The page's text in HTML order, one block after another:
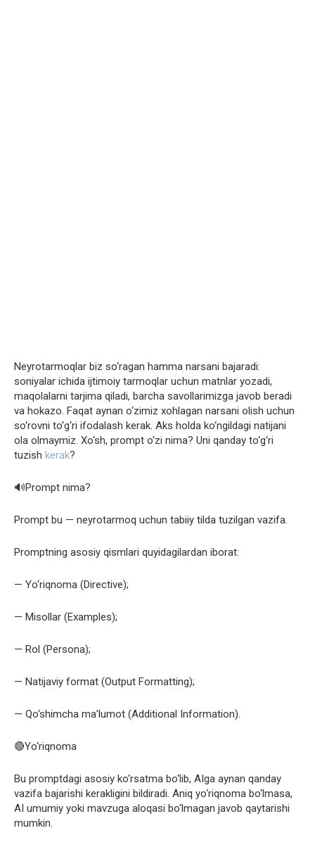
Neyrotarmoqlar biz so‘ragan hamma narsani bajaradi:
soniyalar ichida ijtimoiy tarmoqlar uchun matnlar yozadi,
maqolalarni tarjima qiladi, barcha savollarimizga javob beradi
va hokazo. Faqat aynan o‘zimiz xohlagan narsani olish uchun
so‘rovni to‘g‘ri ifodalash kerak. Aks holda ko‘ngildagi natijani
ola olmaymiz. Xo‘sh, prompt o‘zi nima? Uni qanday to‘g‘ri
tuzish kerak?
🔊Prompt nima?
Prompt bu — neyrotarmoq uchun tabiiy tilda tuzilgan vazifa.
Promptning asosiy qismlari quyidagilardan iborat:
— Yo‘riqnoma (Directive);
— Misollar (Examples);
— Rol (Persona);
— Natijaviy format (Output Formatting);
— Qo‘shimcha ma’lumot (Additional Information).
🔴Yo‘riqnoma
Bu promptdagi asosiy ko‘rsatma bo‘lib, AIga aynan qanday
vazifa bajarishi kerakligini bildiradi. Aniq yo‘riqnoma bo‘lmasa,
AI umumiy yoki mavzuga aloqasi bo‘lmagan javob qaytarishi
mumkin.